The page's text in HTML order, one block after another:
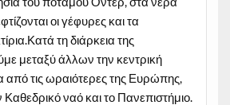
οι γέφυρες και τα
τη διάρκεια της
μεταξύ άλλων την κεντρική
από τις ωραιότερες της Ευρώπης,
Καθεδρικό ναό και το Πανεπιστήμιο.